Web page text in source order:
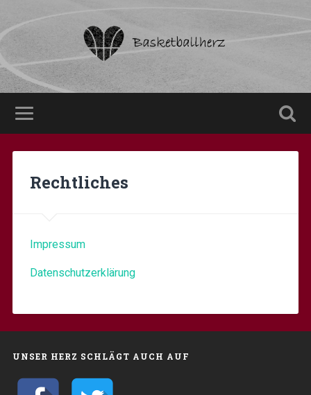
Rechtliches
Impressum
Datenschutzerklärung
UNSER HERZ SCHLÄGT AUCH AUF